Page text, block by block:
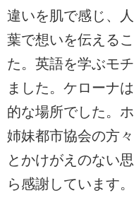
違いを肌で感じ、
葉で想いを伝える
た。英語を学ぶモ
ました。ケローナ
的な場所でした。
姉妹都市協会の方
とかけがえのない
ら感謝しています。